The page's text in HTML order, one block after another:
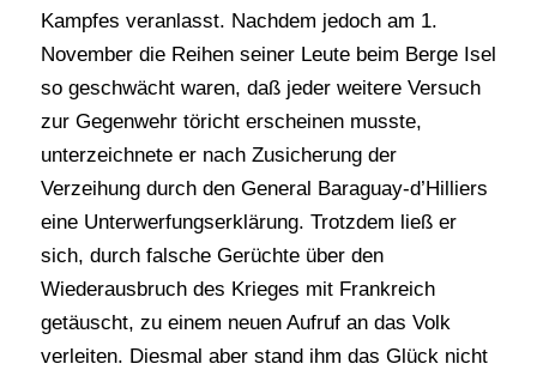
Kampfes veranlasst. Nachdem jedoch am 1.
November die Reihen seiner Leute beim Berge Isel
so geschwächt waren, daß jeder weitere Versuch
zur Gegenwehr töricht erscheinen musste,
unterzeichnete er nach Zusicherung der
Verzeihung durch den General Baraguay-d’Hilliers
eine Unterwerfungserklärung. Trotzdem ließ er
sich, durch falsche Gerüchte über den
Wiederausbruch des Krieges mit Frankreich
getäuscht, zu einem neuen Aufruf an das Volk
verleiten. Diesmal aber stand ihm das Glück nicht